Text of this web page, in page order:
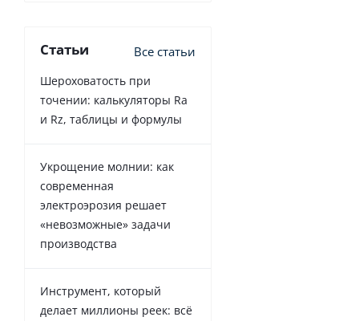
Статьи Все статьи
Шероховатость при
точении: калькуляторы Ra
и Rz, таблицы и формулы
Укрощение молнии: как
современная
электроэрозия решает
«невозможные» задачи
производства
Инструмент, который
делает миллионы реек: всё